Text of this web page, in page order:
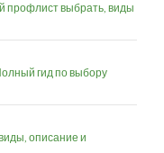
профлист выбрать, виды
гид по выбору
описание и